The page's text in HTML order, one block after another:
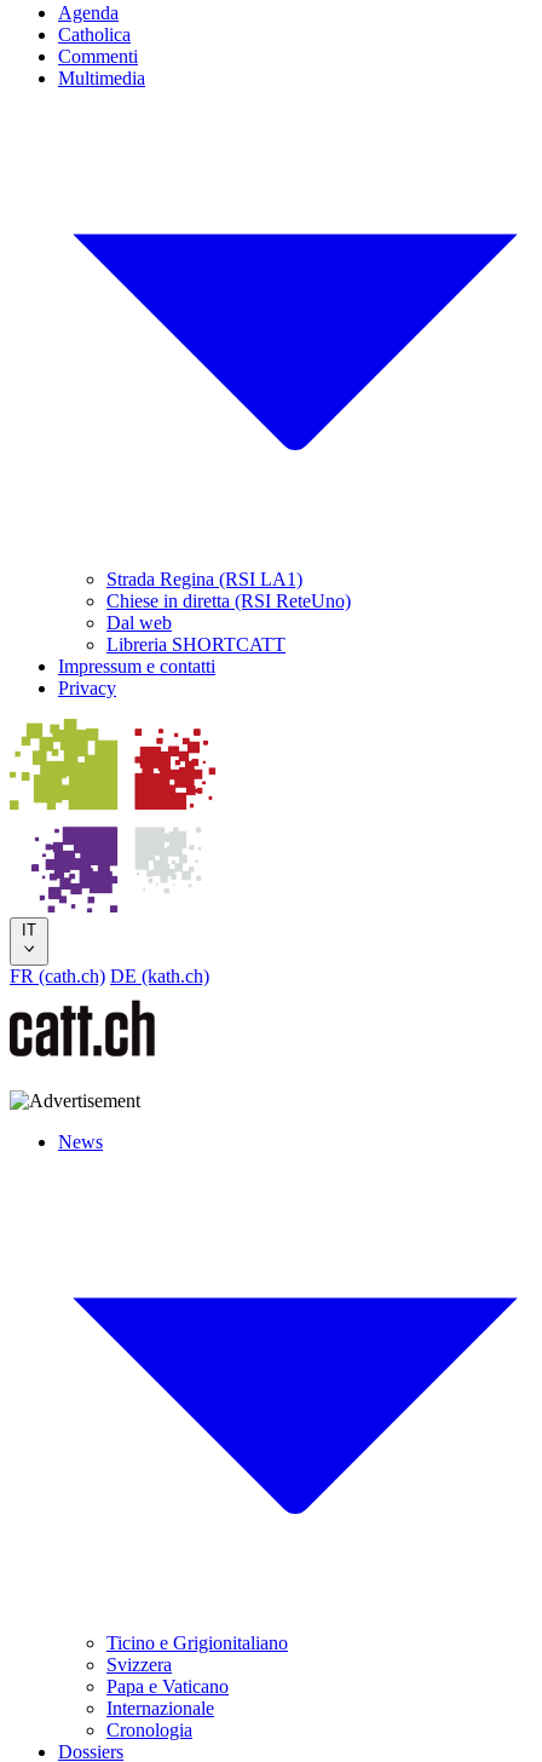
Agenda
Catholica
Commenti
Multimedia
Strada Regina (RSI LA1)
Chiese in diretta (RSI ReteUno)
Dal web
Libreria SHORTCATT
Impressum e contatti
Privacy
IT
FR (cath.ch) DE (kath.ch)
News
Ticino e Grigionitaliano
Svizzera
Papa e Vaticano
Internazionale
Cronologia
Dossiers